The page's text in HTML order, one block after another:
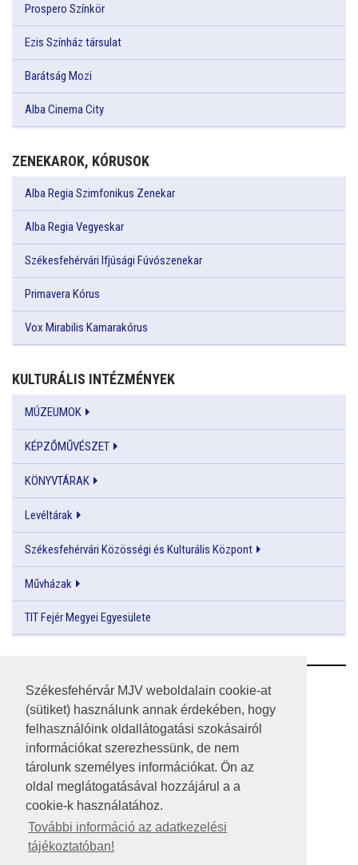
Székesfehérvár MJV weboldalain cookie-at
(sütiket) használunk annak érdekében, hogy
felhasználóink oldallátogatási szokásairól
információkat szerezhessünk, de nem
tárolunk személyes információkat. Ön az
oldal meglátogatásával hozzájárul a a
cookie-k használatához.
További információ az adatkezelési
tájékoztatóban!
Prospero Színkör
Ezis Színház társulat
Barátság Mozi
Alba Cinema City
ZENEKAROK, KÓRUSOK
Alba Regia Szimfonikus Zenekar
Alba Regia Vegyeskar
Székesfehérvári Ifjúsági Fúvószenekar
Primavera Kórus
Vox Mirabilis Kamarakórus
KULTURÁLIS INTÉZMÉNYEK
MÚZEUMOK
KÉPZŐMŰVÉSZET
KÖNYVTÁRAK
Levéltárak
Székesfehérvári Közösségi és Kulturális Központ
Művházak
TIT Fejér Megyei Egyesülete
RSS
A HONLAP 2017.03.31-I ÁLLAPOTA
JOGI NYILATKOZAT
IMPRESSZUM
KÖZÉRDEKŰ ADATOK